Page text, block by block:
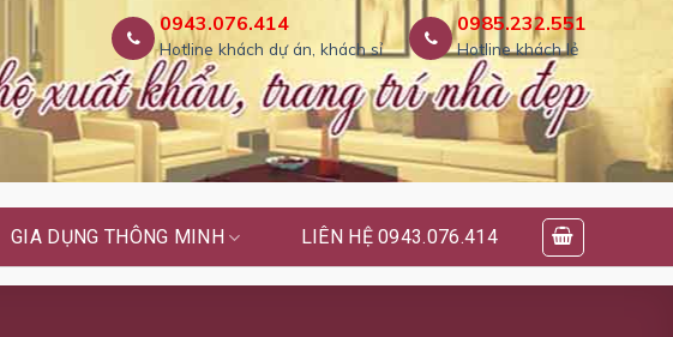
0943.076.414
Hotline khách dự án, khách sỉ
0985.232.551
Hotline khách lẻ
GIA DỤNG THÔNG MINH LIÊN HỆ 0943.076.414